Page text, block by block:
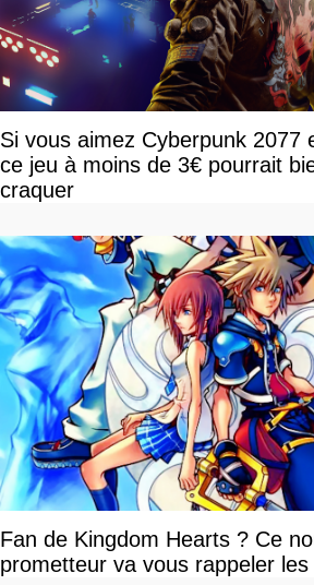
Si vous aimez Cyberpunk 2077
ce jeu à moins de 3€ pourrait
craquer
Fan de Kingdom Hearts ? Ce
prometteur va vous rappeler